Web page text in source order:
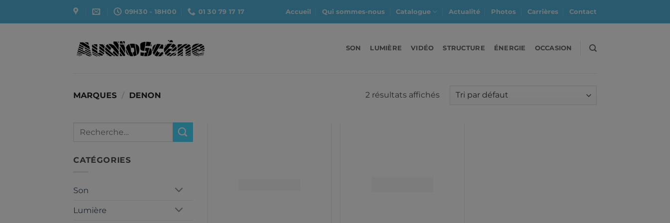
09H30 - 18H00 01 30 79 17 17 Accueil Qui sommes-nous Catalogue Actualité Photos Carrières Contact
SON LUMIÈRE VIDÉO STRUCTURE ÉNERGIE OCCASION
MARQUES / DENON 2 résultats affichés
Recherche
CATÉGORIES
Son
Lumière